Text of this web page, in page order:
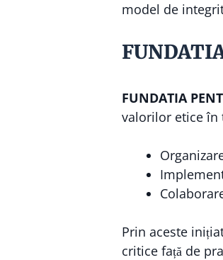
model de
FUNDATIA
valorilor etice în
Prin aceste
critice față de